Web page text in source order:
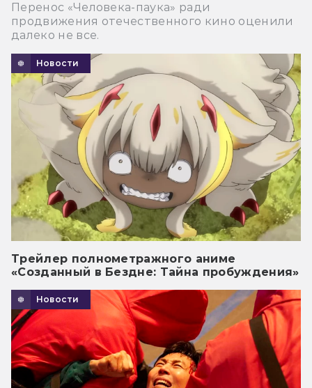
Перенос «Человека-паука» ради
продвижения отечественного кино оценили
далеко не все.
Новости
Трейлер полнометражного аниме
«Созданный в Бездне: Тайна пробуждения»
Новости